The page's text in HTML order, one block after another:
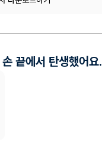
끝에서 탄생했어요.